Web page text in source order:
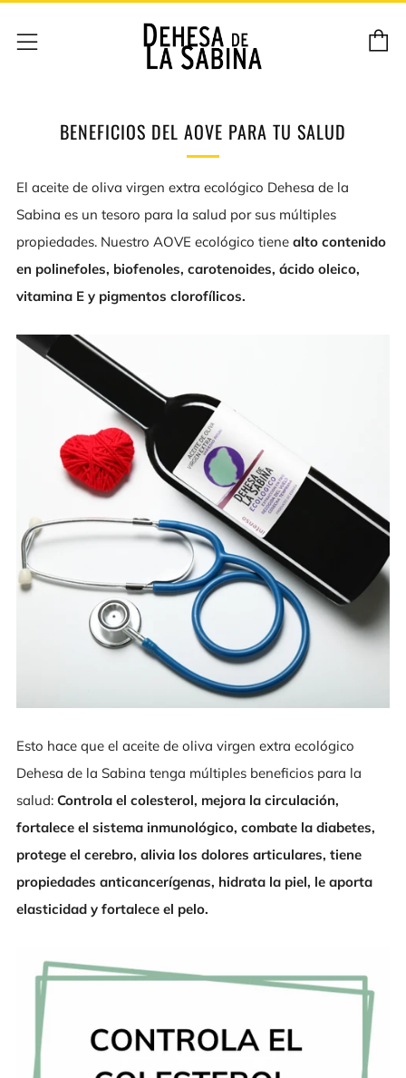
Menú
BENEFICIOS DEL AOVE PARA TU SALUD
El aceite de oliva virgen extra ecológico Dehesa de la
Sabina es un tesoro para la salud por sus múltiples
propiedades. Nuestro AOVE ecológico tiene alto contenido
en polinefoles, biofenoles, carotenoides, ácido oleico,
vitamina E y pigmentos clorofílicos.
Esto hace que el aceite de oliva virgen extra ecológico
Dehesa de la Sabina tenga múltiples beneficios para la
salud: Controla el colesterol, mejora la circulación,
fortalece el sistema inmunológico, combate la diabetes,
protege el cerebro, alivia los dolores articulares, tiene
propiedades anticancerígenas, hidrata la piel, le aporta
elasticidad y fortalece el pelo.